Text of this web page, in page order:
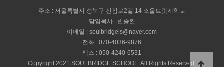
주소 : 서울특별시 성북구 선잠로2길 14 소울브릿지학교
담임목사 : 반승환
이메일 : soulbridgeis@naver.com
전화 : 070-4036-9876
팩스 : 050-4240-6531
Copyright 2021 SOULBRIDGE SCHOOL. All Rights Reserved.